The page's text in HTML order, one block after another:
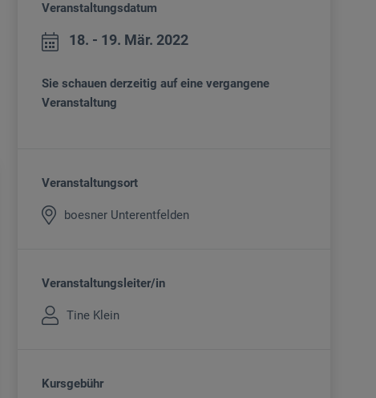
Veranstaltungsdatum
18. - 19. Mär. 2022
Sie schauen derzeitig auf eine vergangene
Veranstaltung
Veranstaltungsort
boesner Unterentfelden
Veranstaltungsleiter/in
Tine Klein
Kursgebühr